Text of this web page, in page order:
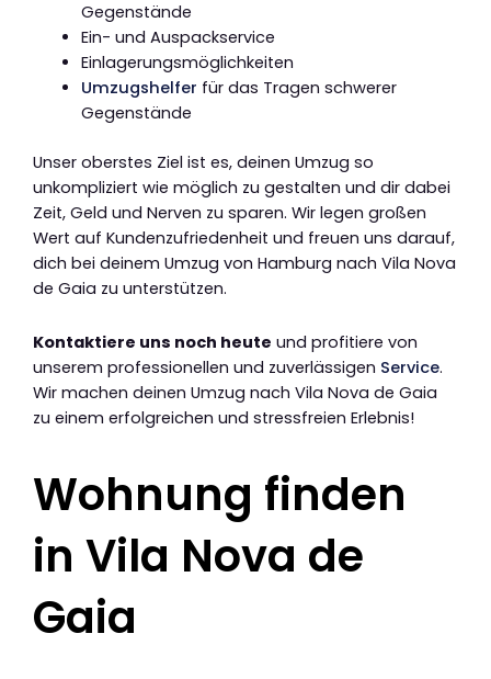
Gegenstände
Ein- und Auspackservice
Einlagerungsmöglichkeiten
Umzugshelfer für das Tragen schwerer
Gegenstände
Unser oberstes Ziel ist es, deinen Umzug so
unkompliziert wie möglich zu gestalten und dir dabei
Zeit, Geld und Nerven zu sparen. Wir legen großen
Wert auf Kundenzufriedenheit und freuen uns darauf,
dich bei deinem Umzug von Hamburg nach Vila Nova
de Gaia zu unterstützen.
Kontaktiere uns noch heute und profitiere von
unserem professionellen und zuverlässigen Service.
Wir machen deinen Umzug nach Vila Nova de Gaia
zu einem erfolgreichen und stressfreien Erlebnis!
Wohnung finden
in Vila Nova de
Gaia